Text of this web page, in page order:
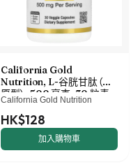
California Gold
Nutrition, L-谷胱甘肽（還
原型），500 毫克，30 粒素
食膠囊
California Gold Nutrition
HK$128
加入購物車